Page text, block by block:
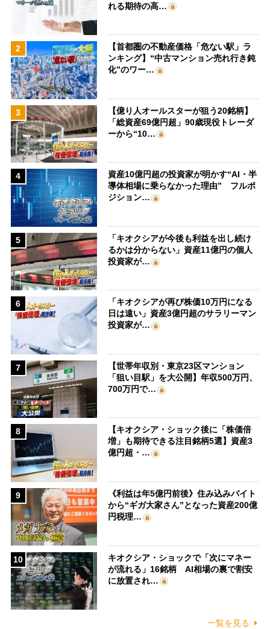
れる期待の高…
2
【首都圏の不動産価格「危ない駅」ラ
ンキング】“中古マンション売れ行き鈍
化”のワー…
3
【億り人オールスターが狙う20銘柄】
「総資産69億円超」90歳現役トレーダ
ーから“10…
4
資産10億円超の投資家が明かす“AI・半
導体相場に乗らなかった理由” フルポ
ジション…
5
「キオクシアが今後も利益を出し続け
るかは分からない」資産11億円の個人
投資家が…
6
「キオクシアが再び株価10万円になる
日は遠い」資産3億円超のサラリーマン
投資家が…
7
【世帯年収別・東京23区マンション
「狙い目駅」を大公開】年収500万円、
700万円で…
8
【キオクシア・ショック後に「株価倍
増」も期待できる注目銘柄5選】資産3
億円超・…
9
《利益は年5億円前後》住み込みバイト
から“ギガ大家さん”となった資産200億
円税理…
10
キオクシア・ショックで「次にマネー
が流れる」16銘柄 AI相場の裏で割安
に放置され…
一覧を見る